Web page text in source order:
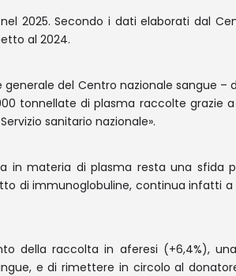
2025. Secondo i dati elaborati dal
al 2024.
del Centro nazionale sangue
tonnellate di plasma raccolte grazie
sanitario nazionale».
in materia di plasma resta una sfida
di immunoglobuline, continua infatti
della raccolta in aferesi (+6,4%),
e di rimettere in circolo al